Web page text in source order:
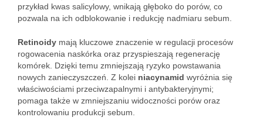
przykład kwas salicylowy, wnikają głęboko do porów, co
pozwala na ich odblokowanie i redukcję nadmiaru sebum.
Retinoidy mają kluczowe znaczenie w regulacji procesów
rogowacenia naskórka oraz przyspieszają regenerację
komórek. Dzięki temu zmniejszają ryzyko powstawania
nowych zanieczyszczeń. Z kolei niacynamid wyróżnia się
właściwościami przeciwzapalnymi i antybakteryjnymi;
pomaga także w zmniejszaniu widoczności porów oraz
kontrolowaniu produkcji sebum.